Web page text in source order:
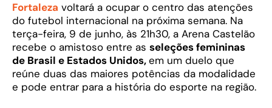
Fortaleza voltará a ocupar o centro das atenções
do futebol internacional na próxima semana. Na
terça-feira, 9 de junho, às 21h30, a Arena Castelão
recebe o amistoso entre as seleções femininas
de Brasil e Estados Unidos,em um duelo que
reúne duas das maiores potências da modalidade
e pode entrar para a história do esporte na região.